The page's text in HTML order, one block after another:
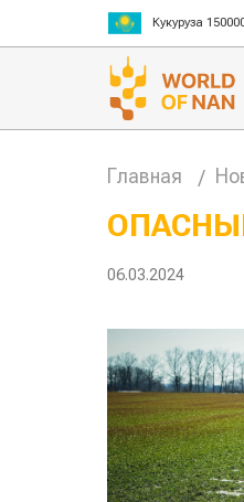
Рис 300000₸
Пшеница 3
Главная
06.03.2024